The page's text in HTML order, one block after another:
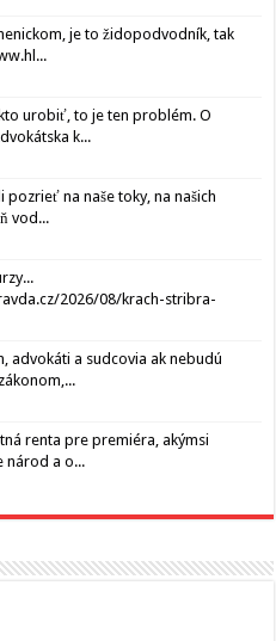
je to židopodvodník, tak
urobiť, to je ten problém. O
k...
pozrieť na naše toky, na našich
vod...
2026/08/krach-stribra-
advokáti a sudcovia ak nebudú
renta pre premiéra, akýmsi
národ a o...